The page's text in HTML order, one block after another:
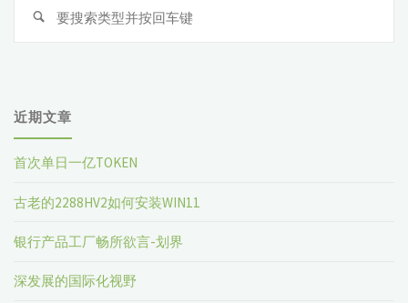
近期文章
首次单日一亿TOKEN
古老的2288HV2如何安装WIN11
银行产品工厂畅所欲言-划界
深发展的国际化视野